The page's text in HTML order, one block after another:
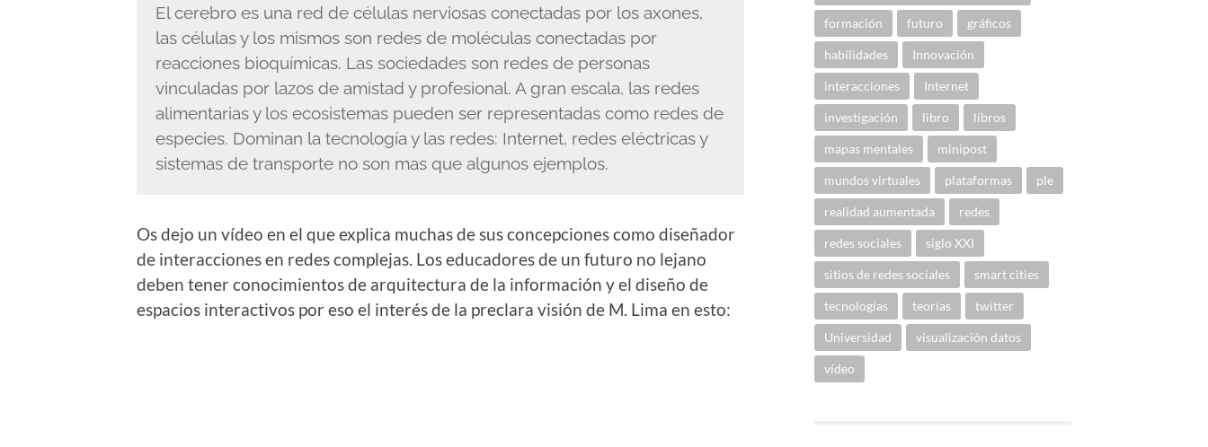
El cerebro es una red de células nerviosas conectadas por los axones,
las células y los mismos son redes de moléculas conectadas por
reacciones bioquímicas. Las sociedades son redes de personas
vinculadas por lazos de amistad y profesional. A gran escala, las redes
alimentarias y los ecosistemas pueden ser representadas como redes de
especies. Dominan la tecnología y las redes: Internet, redes eléctricas y
sistemas de transporte no son mas que algunos ejemplos.
Os dejo un vídeo en el que explica muchas de sus concepciones como diseñador
de interacciones en redes complejas. Los educadores de un futuro no lejano
deben tener conocimientos de arquitectura de la información y el diseño de
espacios interactivos por eso el interés de la preclara visión de M. Lima en esto:
formación futuro gráficos
habilidades Innovación
interacciones Internet
investigación libro libros
mapas mentales minipost
mundos virtuales plataformas ple
realidad aumentada redes
redes sociales siglo XXI
sitios de redes sociales smart cities
tecnologías teorías twitter
Universidad visualización datos
vídeo